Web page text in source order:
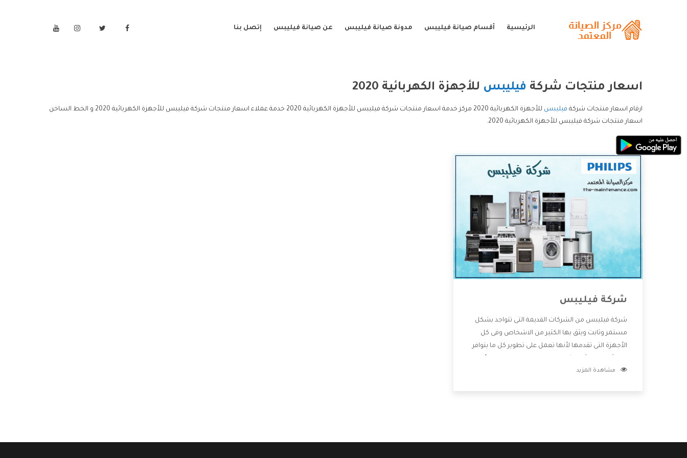
الرئيسية أقسام صيانة فيليبس مدونة صيانة فيليبس عن صيانة فيليبس إتصل بنا
اسعار منتجات شركة فيليبس للأجهزة الكهربائية 2020
ارقام اسعار منتجات شركة فيليبس
للأجهزة الكهربائية 2020 مركز خدمة اسعار منتجات شركة فيليبس للأجهزة الكهربائية 2020 خدمة عملاء اسعار منتجات شركة فيليبس للأجهزة الكهربائية 2020 و الخط الساخن
اسعار منتجات شركة فيليبس للأجهزة الكهربائية 2020.
شركة فيليبس
شركة فيليبس من الشركات القديمة التى تتواجد بشكل
مستمر وثابت ويثق بها الكثير من الاشخاص وفى كل
الأجهزة التى تقدمها لأنها تعمل على تطوير كل ما يتوافر
خدمات ما بعد البيع مع المنتجات وتقدم للعملاء أقوى
مشاهدة المزيد